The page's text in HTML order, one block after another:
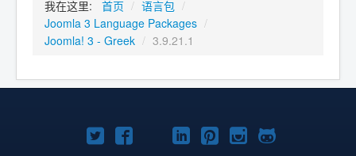
我在这里: 首页 / 语言包 /
Joomla 3 Language Packages /
Joomla! 3 - Greek / 3.9.21.1
TwitterFacebookYouTube
LinkedIn
Pinterest
Instagram
GitHub